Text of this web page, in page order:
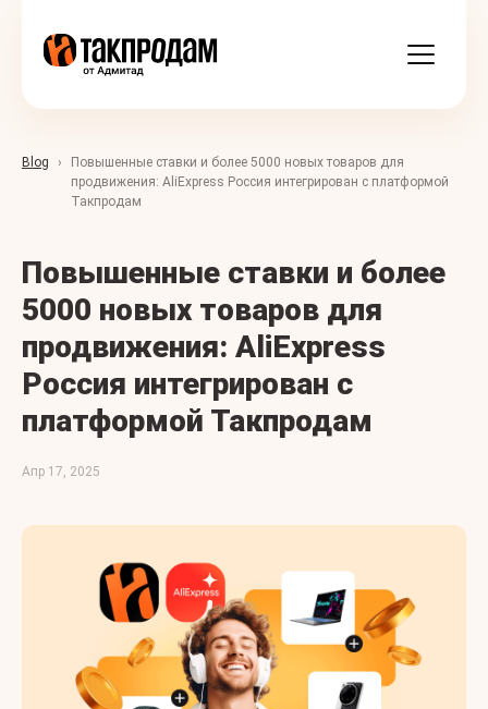
Blog
Повышенные ставки и более 5000 новых товаров для
продвижения: AliExpress Россия интегрирован с платформой
Такпродам
Повышенные ставки и более
5000 новых товаров для
продвижения: AliExpress
Россия интегрирован с
платформой Такпродам
Апр 17, 2025